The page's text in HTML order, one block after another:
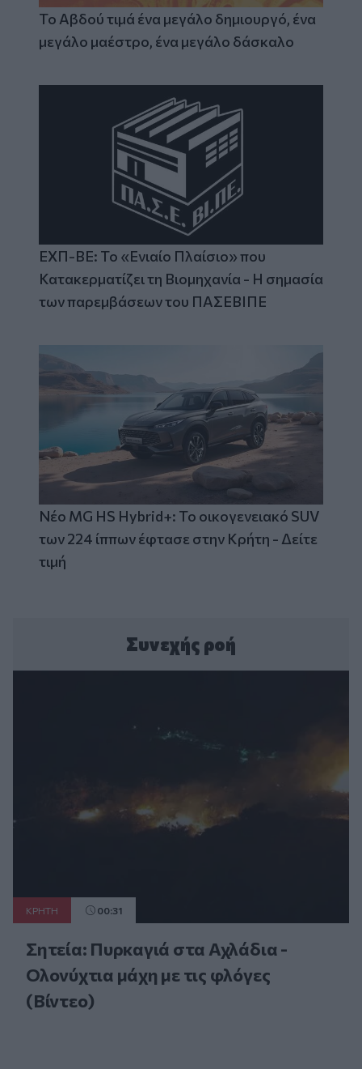
Το Αβδού τιμά ένα μεγάλο δημιουργό, ένα
μεγάλο μαέστρο, ένα μεγάλο δάσκαλο
ΕΧΠ-ΒΕ: Το «Ενιαίο Πλαίσιο» που
Κατακερματίζει τη Βιομηχανία - Η σημασία
των παρεμβάσεων του ΠΑΣΕΒΙΠΕ
Νέο MG HS Hybrid+: Το οικογενειακό SUV
των 224 ίππων έφτασε στην Κρήτη - Δείτε
τιμή
Συνεχής ροή
ΚΡΗΤΗ 00:31
Σητεία: Πυρκαγιά στα Αχλάδια -
Ολονύχτια μάχη με τις φλόγες
(Βίντεο)